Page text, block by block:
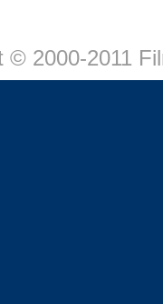
© 2000-2011